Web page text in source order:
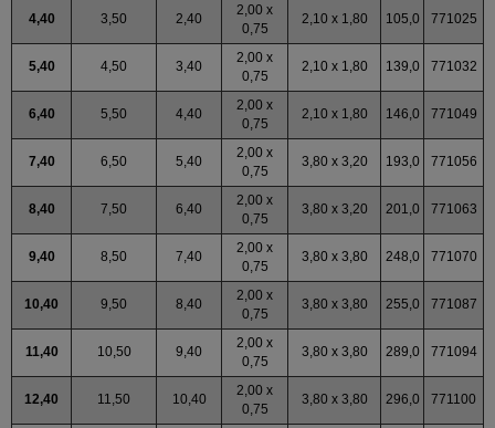
4,40 3,50 2,40
2,00 x
0,75
2,10 x 1,80 105,0 771025
5,40 4,50 3,40
2,00 x
0,75
2,10 x 1,80 139,0 771032
6,40 5,50 4,40
2,00 x
0,75
2,10 x 1,80 146,0 771049
7,40 6,50 5,40
2,00 x
0,75
3,80 x 3,20 193,0 771056
8,40 7,50 6,40
2,00 x
0,75
3,80 x 3,20 201,0 771063
9,40 8,50 7,40
2,00 x
0,75
3,80 x 3,80 248,0 771070
10,40 9,50 8,40
2,00 x
0,75
3,80 x 3,80 255,0 771087
11,40 10,50 9,40
2,00 x
0,75
3,80 x 3,80 289,0 771094
12,40 11,50 10,40
2,00 x
0,75
3,80 x 3,80 296,0 771100